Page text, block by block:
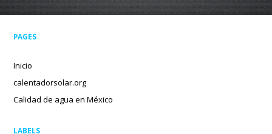
PAGES
Inicio
calentadorsolar.org
Calidad de agua en México
LABELS